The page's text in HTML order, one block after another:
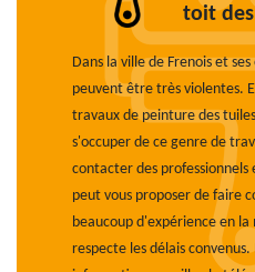
toit
Dans la ville de Frenois et
peuvent être très violentes.
travaux de peinture des
s'occuper de ce genre de
contacter des
peut vous proposer de faire
beaucoup d'expérience en
respecte les délais